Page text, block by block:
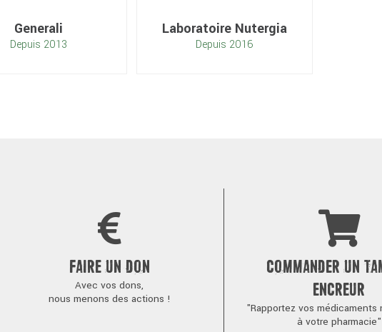
Generali
Depuis 2013
Laboratoire Nutergia
Depuis 2016
FAIRE UN DON
Avec vos dons,
nous menons des actions !
COMMANDER UN
ENCREUR
"Rapportez vos médicaments
à votre pharmacie"